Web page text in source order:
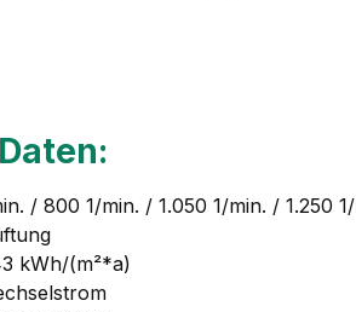
/ 800 1/min. / 1.050 1/min. / 1.250
kWh/(m²*a)